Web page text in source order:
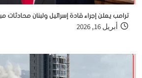
ترامب يعلن إجراء قادة إسرائيل ولبنان محادثات
أبريل 16, 2026